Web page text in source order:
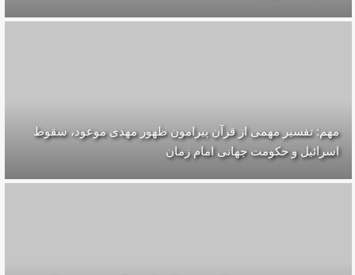
مهم: تفسیر مهمی از قرآن پیرامون ظهور مهدی موعود، سقوط
اسرائیل و حکومت جهانی امام زمان